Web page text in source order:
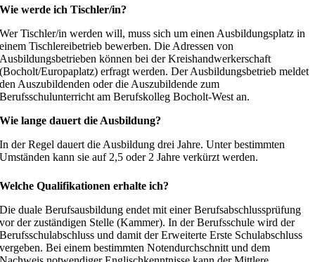
Wie werde ich Tischler/in?
Wer Tischler/in werden will, muss sich um einen Ausbildungsplatz in
einem Tischlereibetrieb bewerben. Die Adressen von
Ausbildungsbetrieben können bei der Kreishandwerkerschaft
(Bocholt/Europaplatz) erfragt werden. Der Ausbildungsbetrieb meldet
den Auszubildenden oder die Auszubildende zum
Berufsschulunterricht am Berufskolleg Bocholt-West an.
Wie lange dauert die Ausbildung?
In der Regel dauert die Ausbildung drei Jahre. Unter bestimmten
Umständen kann sie auf 2,5 oder 2 Jahre verkürzt werden.
Welche Qualifikationen erhalte ich?
Die duale Berufsausbildung endet mit einer Berufsabschlussprüfung
vor der zuständigen Stelle (Kammer). In der Berufsschule wird der
Berufsschulabschluss und damit der Erweiterte Erste Schulabschluss
vergeben. Bei einem bestimmten Notendurchschnitt und dem